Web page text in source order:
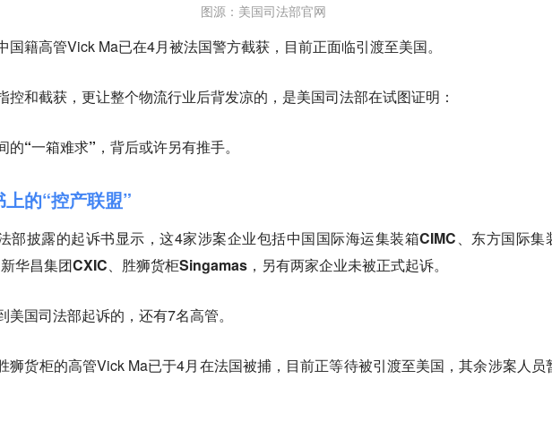
图源：美国司法部官网
国籍高管Vick Ma已在4月被法国警方截获，目前正面临引渡至美国。
控和截获，更让整个物流行业后背发凉的，是美国司法部在试图证明：
的“一箱难求”，背后或许另有推手。
上的“控产联盟”
部披露的起诉书显示，这4家涉案企业包括中国国际海运集装箱CIMC、东方国际集
华昌集团CXIC、胜狮货柜Singamas ，另有两家企业未被正式起诉。
美国司法部起诉的，还有7名高管。
狮货柜的高管Vick Ma已于4月在法国被捕，目前正等待被引渡至美国，其余涉案人员